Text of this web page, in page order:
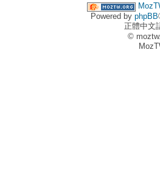
Powered by phpBB
正體中文
©